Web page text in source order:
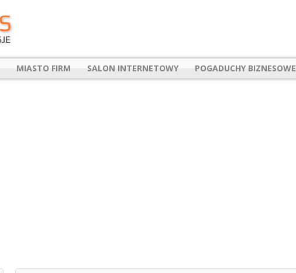
MIASTO FIRM SALON INTERNETOWY POGADUCHY BIZNESOWE